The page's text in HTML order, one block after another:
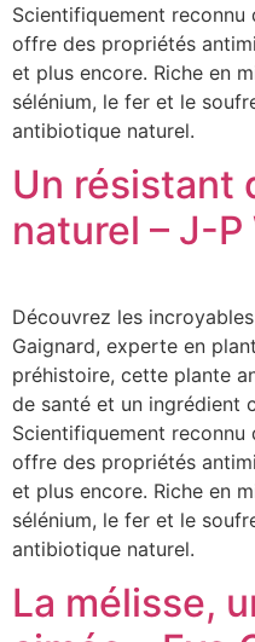
Scientifiquement reconnu
offre des propriétés
et plus encore. Riche en
sélénium, le fer et le
antibiotique naturel.
Un résistant
naturel – J-P
Découvrez les
Gaignard, experte en
préhistoire, cette plante
de santé et un ingrédient
Scientifiquement reconnu
offre des propriétés
et plus encore. Riche en
sélénium, le fer et le
antibiotique naturel.
La mélisse,